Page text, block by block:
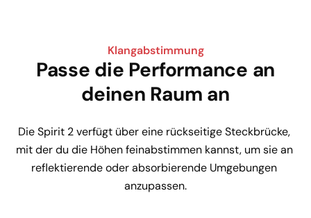
Klangabstimmung
Passe die Performance an
deinen Raum an
Die Spirit 2 verfügt über eine rückseitige Steckbrücke,
mit der du die Höhen feinabstimmen kannst, um sie an
reflektierende oder absorbierende Umgebungen
anzupassen.